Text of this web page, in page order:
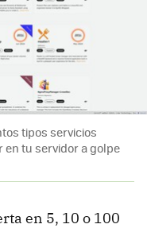
tipos servicios
tu servidor a golpe
en 5, 10 o 100